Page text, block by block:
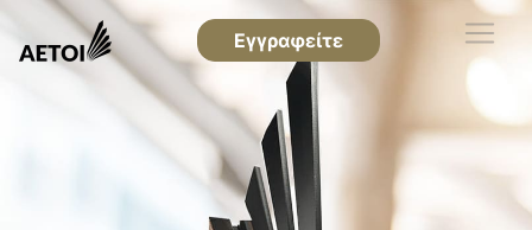
Εγγραφείτε